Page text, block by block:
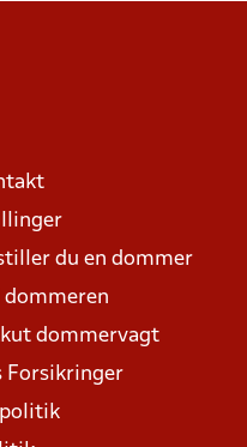
du en dommer
dommeren
dommervagt
Forsikringer